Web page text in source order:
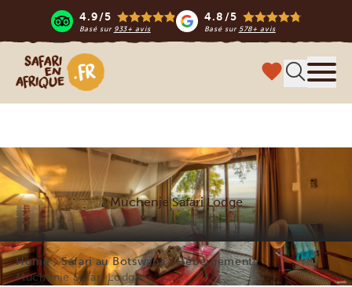
4.9/5
Basé sur 933+ avis
4.8/5
Basé sur 578+ avis
Safari en Afrique
Muchenje Safari Lodge
Home Safari au Botswana
Hébergements
Muchenje Safari Lodge